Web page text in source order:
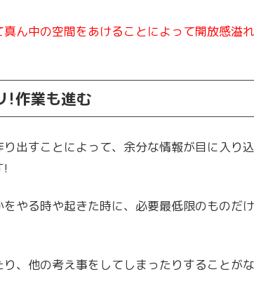
ん中の空間をあけることによって開放感溢
!作業も進む
り出すことによって、余分な情報が目に入り
!
やる時や起きた時に、必要最低限のものだ
、他の考え事をしてしまったりすることが